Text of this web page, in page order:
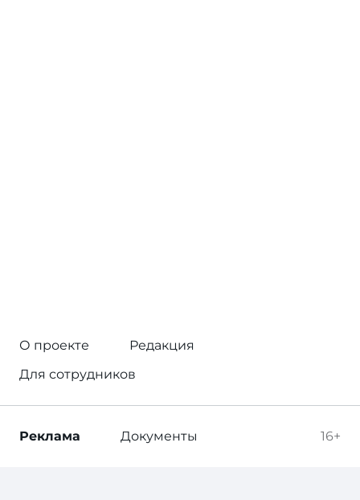
О проекте
Редакция
Для сотрудников
16+
Реклама Документы